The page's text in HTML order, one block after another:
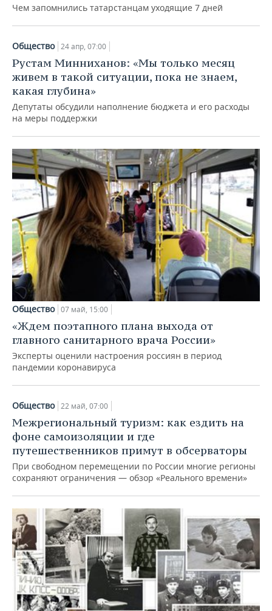
Чем запомнились татарстанцам уходящие 7 дней
Общество 24 апр, 07:00
Рустам Минниханов: «Мы только месяц
живем в такой ситуации, пока не знаем,
какая глубина»
Депутаты обсудили наполнение бюджета и его расходы
на меры поддержки
Общество 07 май, 15:00
«Ждем поэтапного плана выхода от
главного санитарного врача России»
Эксперты оценили настроения россиян в период
пандемии коронавируса
Общество 22 май, 07:00
Межрегиональный туризм: как ездить на
фоне самоизоляции и где
путешественников примут в обсерваторы
При свободном перемещении по России многие регионы
сохраняют ограничения — обзор «Реального времени»